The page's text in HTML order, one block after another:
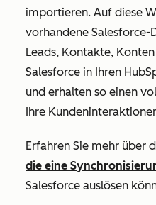
importieren. Auf diese
vorhandene Salesforce-
Leads, Kontakte,
Salesforce in Ihren
und erhalten so einen
Ihre
Erfahren Sie mehr über
die eine
Salesforce auslösen